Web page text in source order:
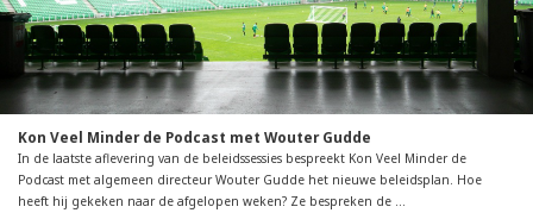
Kon Veel Minder de Podcast met Wouter Gudde
In de laatste aflevering van de beleidssessies bespreekt Kon Veel Minder de
Podcast met algemeen directeur Wouter Gudde het nieuwe beleidsplan. Hoe
heeft hij gekeken naar de afgelopen weken? Ze bespreken de ...